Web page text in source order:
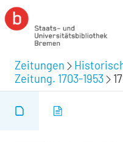
Zeitungen
Zeitung. 1703-1953